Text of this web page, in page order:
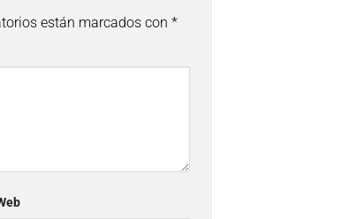
están marcados con *